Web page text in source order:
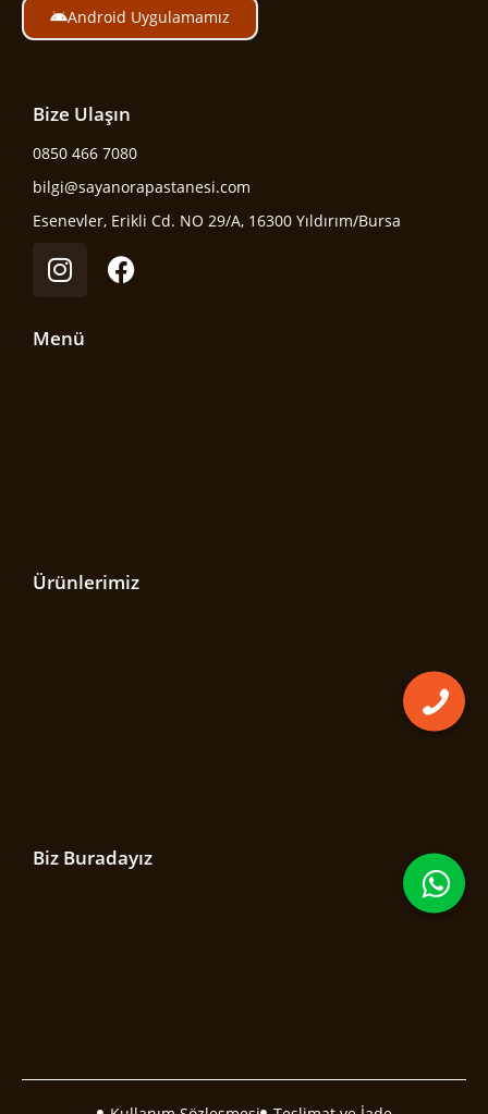
Android Uygulamamız
Bize Ulaşın
0850 466 7080
bilgi@sayanorapastanesi.com
Esenevler, Erikli Cd. NO 29/A, 16300 Yıldırım/Bursa
Menü
Ürünlerimiz
Biz Buradayız